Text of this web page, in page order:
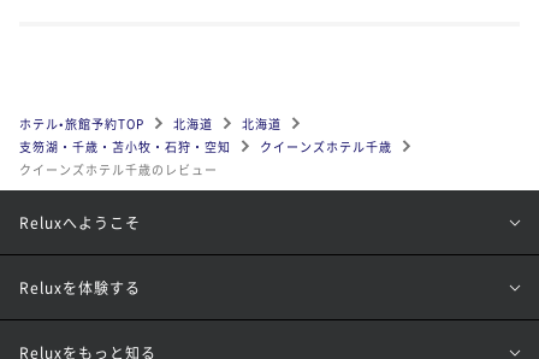
ホテル•旅館予約TOP 北海道
北海道
支笏湖・千歳・苫小牧・石狩・空知
クイーンズホテル千歳
クイーンズホテル千歳のレビュー
Reluxへようこそ
Reluxを体験する
Reluxをもっと知る